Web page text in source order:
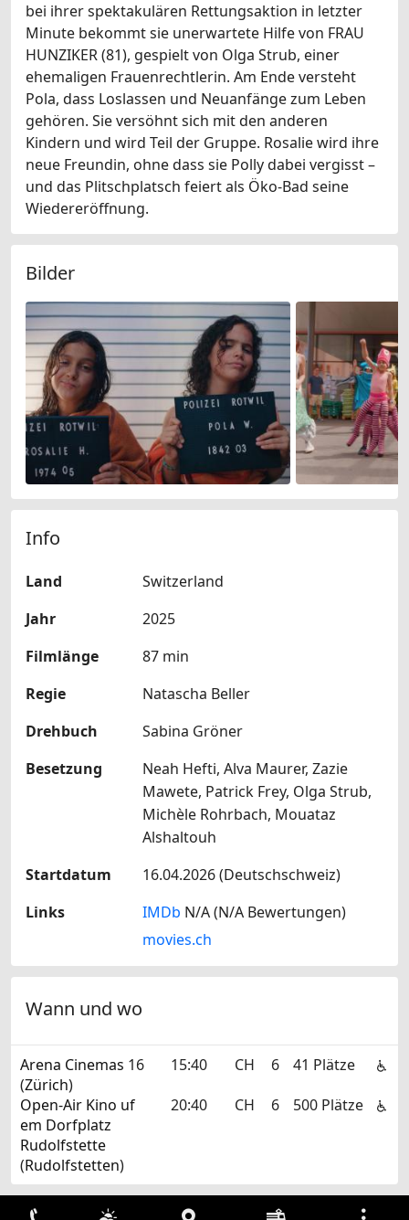
bei ihrer spektakulären Rettungsaktion in letzter
Minute bekommt sie unerwartete Hilfe von FRAU
HUNZIKER (81), gespielt von Olga Strub, einer
ehemaligen Frauenrechtlerin. Am Ende versteht
Pola, dass Loslassen und Neuanfänge zum Leben
gehören. Sie versöhnt sich mit den anderen
Kindern und wird Teil der Gruppe. Rosalie wird ihre
neue Freundin, ohne dass sie Polly dabei vergisst –
und das Plitschplatsch feiert als Öko-Bad seine
Wiedereröffnung.
Bilder
Info
Land
Switzerland
Jahr
2025
Filmlänge
87 min
Regie
Natascha Beller
Drehbuch
Sabina Gröner
Besetzung
Neah Hefti, Alva Maurer, Zazie
Mawete, Patrick Frey, Olga Strub,
Michèle Rohrbach, Mouataz
Alshaltouh
Startdatum
16.04.2026 (Deutschschweiz)
Links
IMDb N/A (N/A Bewertungen)
movies.ch
Wann und wo
Arena Cinemas 16
(Zürich)
15:40 CH 6
41 Plätze
Open-Air Kino uf
em Dorfplatz
Rudolfstette
(Rudolfstetten)
20:40 CH 6 500 Plätze